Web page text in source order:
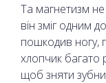
Та магнетизм не
він зміг одним
пошкодив ногу,
хлопчик багато
щоб зняти